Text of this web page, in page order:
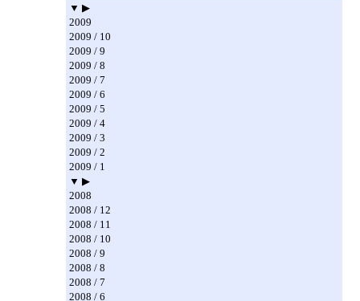
▼ ▶
2009
2009 / 10
2009 / 9
2009 / 8
2009 / 7
2009 / 6
2009 / 5
2009 / 4
2009 / 3
2009 / 2
2009 / 1
▼ ▶
2008
2008 / 12
2008 / 11
2008 / 10
2008 / 9
2008 / 8
2008 / 7
2008 / 6